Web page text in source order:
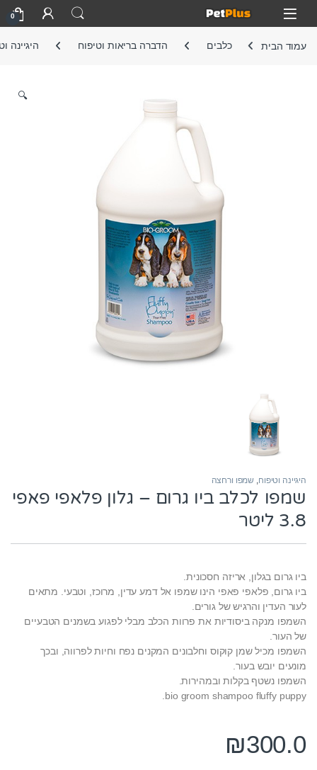
Skip to navigation
Skip to content
Open
0
עמוד הבית כלבים הדברה בריאות וטיפוח היגיינה
🔍
היגיינה וטיפוח, שמפו ורחצה
שמפו לכלב ביו גרום – גלון פלאפי פאפי
3.8 ליטר
ביו גרום בגלון, אריזה חסכונית.
ביו גרום, פלאפי פאפי הינו שמפו אל דמע עדין, מרוכז, וטבעי. מתאים
לעור העדין והרגיש של גורים.
השמפו מנקה ביסודיות את פרוות הכלב מבלי לפגוע בשמנים הטבעיים
של העור.
השמפו מכיל שמן קוקוס וחלבונים המקנים נפח וחיות לפרווה, ובכך
מונעים יובש בעור.
השמפו נשטף בקלות ובמהירות.
bio groom shampoo fluffy puppy.
₪300.0